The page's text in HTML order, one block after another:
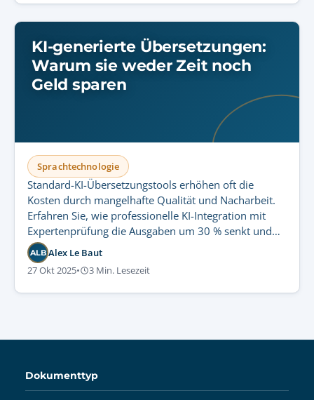
KI-generierte Übersetzungen:
Warum sie weder Zeit noch
Geld sparen
Sprachtechnologie
Standard-KI-Übersetzungstools erhöhen oft die
Kosten durch mangelhafte Qualität und Nacharbeit.
Erfahren Sie, wie professionelle KI-Integration mit
Expertenprüfung die Ausgaben um 30 % senkt und
gleichzeitig Compliance garantiert.
ALB Alex Le Baut
27 Okt 2025• 3 Min. Lesezeit
Dokumenttyp